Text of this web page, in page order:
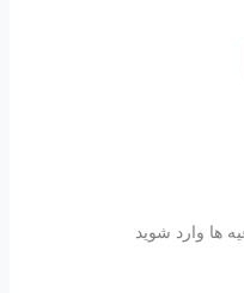
ها وارد شوید